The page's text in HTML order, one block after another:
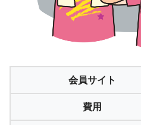
会員サイト
費用